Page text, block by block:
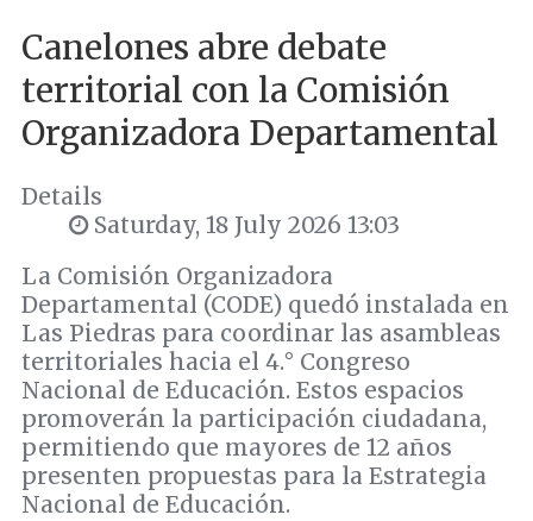
Canelones abre debate
territorial con la Comisión
Organizadora Departamental
Details
Saturday, 18 July 2026 13:03
La Comisión Organizadora
Departamental (CODE) quedó instalada en
Las Piedras para coordinar las asambleas
territoriales hacia el 4.° Congreso
Nacional de Educación. Estos espacios
promoverán la participación ciudadana,
permitiendo que mayores de 12 años
presenten propuestas para la Estrategia
Nacional de Educación.